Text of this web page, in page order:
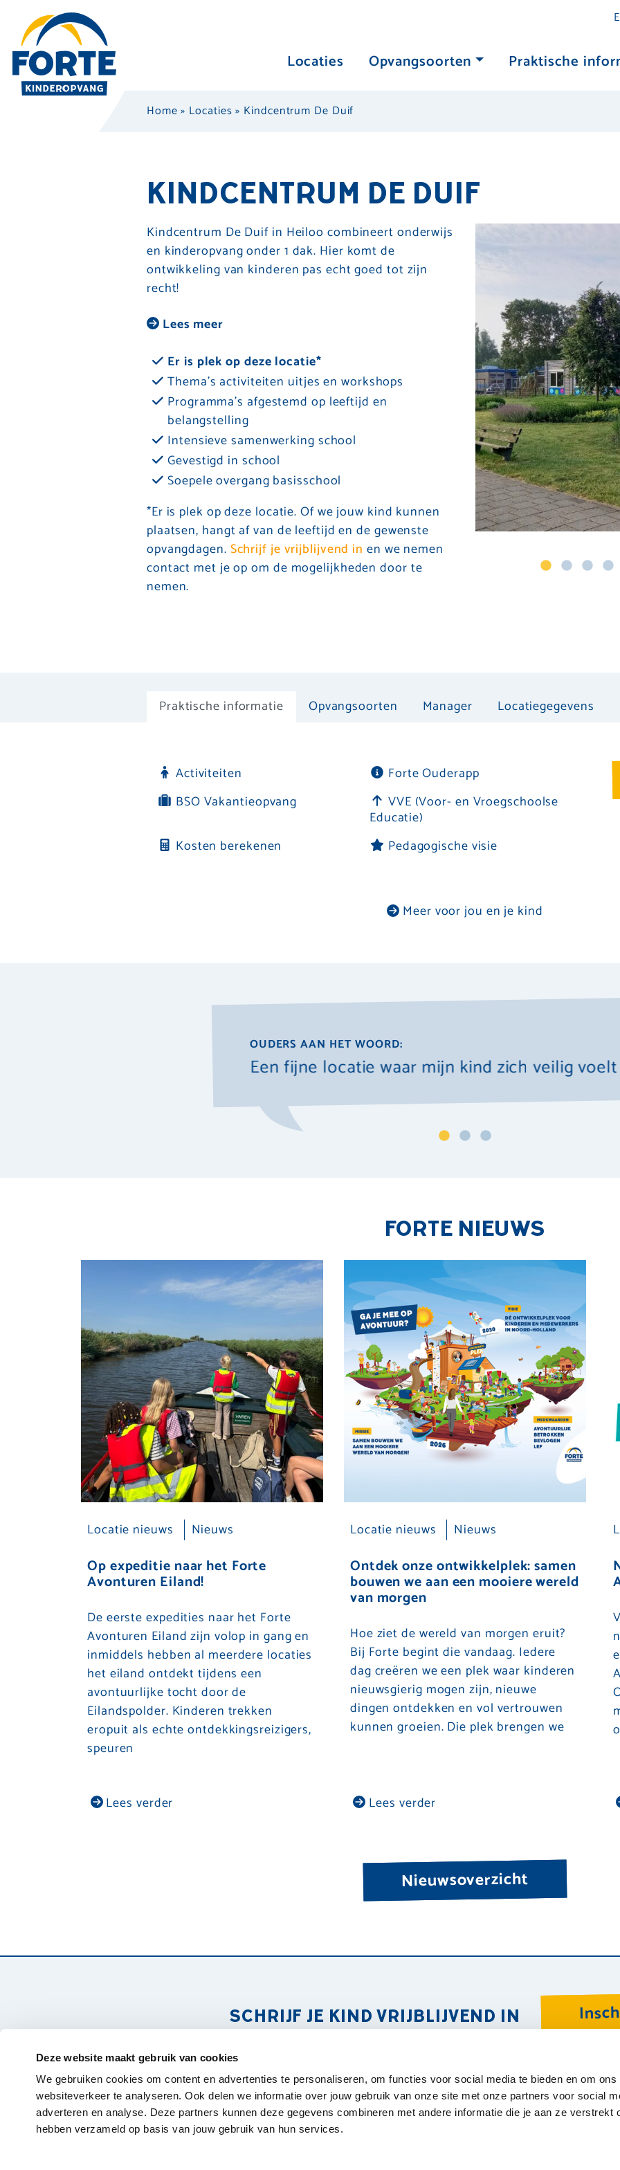
Deze website maakt gebruik van cookies
We gebruiken cookies om content en advertenties te personaliseren, om functies voor social media te bieden en om ons
websiteverkeer te analyseren. Ook delen we informatie over jouw gebruik van onze site met onze partners voor social
adverteren en analyse. Deze partners kunnen deze gegevens combineren met andere informatie die je aan ze verstrekt
hebben verzameld op basis van jouw gebruik van hun services.
Locaties Opvangsoorten Praktische
Home» Locaties» Kindcentrum De Duif
KINDCENTRUM DE DUIF
Kindcentrum De Duif in Heiloo combineert onderwijs
en kinderopvang onder 1 dak. Hier komt de
ontwikkeling van kinderen pas echt goed tot zijn
recht!
Lees meer
Er is plek op deze locatie*
Thema’s activiteiten uitjes en workshops
Programma's afgestemd op leeftijd en
belangstelling
Intensieve samenwerking school
Gevestigd in school
Soepele overgang basisschool
*Er is plek op deze locatie. Of we jouw kind kunnen
plaatsen, hangt af van de leeftijd en de gewenste
opvangdagen. Schrijf je vrijblijvend in en we nemen
contact met je op om de mogelijkheden door te
nemen.
Praktische informatie Opvangsoorten Manager Locatiegegevens
Activiteiten
Forte Ouderapp
BSO Vakantieopvang
VVE (Voor- en Vroegschoolse
Educatie)
Kosten berekenen
Pedagogische visie
Meer voor jou en je kind
OUDERS AAN HET WOORD:
Een fijne locatie waar mijn kind zich veilig voelt
FORTE NIEUWS
Locatie nieuws Nieuws
Op expeditie naar het Forte
Avonturen Eiland!
De eerste expedities naar het Forte
Avonturen Eiland zijn volop in gang en
inmiddels hebben al meerdere locaties
het eiland ontdekt tijdens een
avontuurlijke tocht door de
Eilandspolder. Kinderen trekken
eropuit als echte ontdekkingsreizigers,
speuren
Lees verder
Locatie nieuws Nieuws
Ontdek onze ontwikkelplek: samen
bouwen we aan een mooiere wereld
van morgen
Hoe ziet de wereld van morgen eruit?
Bij Forte begint die vandaag. Iedere
dag creëren we een plek waar kinderen
nieuwsgierig mogen zijn, nieuwe
dingen ontdekken en vol vertrouwen
kunnen groeien. Die plek brengen we
Lees verder
Nieuwsoverzicht
SCHRIJF JE KIND VRIJBLIJVEND IN
Forte Kinderopvang, Centraal Bureau
Verlegde Overtoom 24
1901 EX Castricum
0251 - 658 058